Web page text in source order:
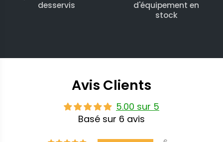
desservis
d'équipement en
stock
Avis Clients
5.00 sur 5
Basé sur 6 avis